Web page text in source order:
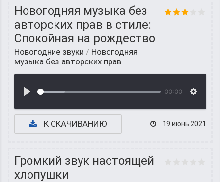
Новогодняя музыка без
авторских прав в стиле:
Спокойная на рождество
Новогодние звуки / Новогодняя
музыка без авторских прав
00:00
К СКАЧИВАНИЮ 19 июнь 2021
Громкий звук настоящей
хлопушки